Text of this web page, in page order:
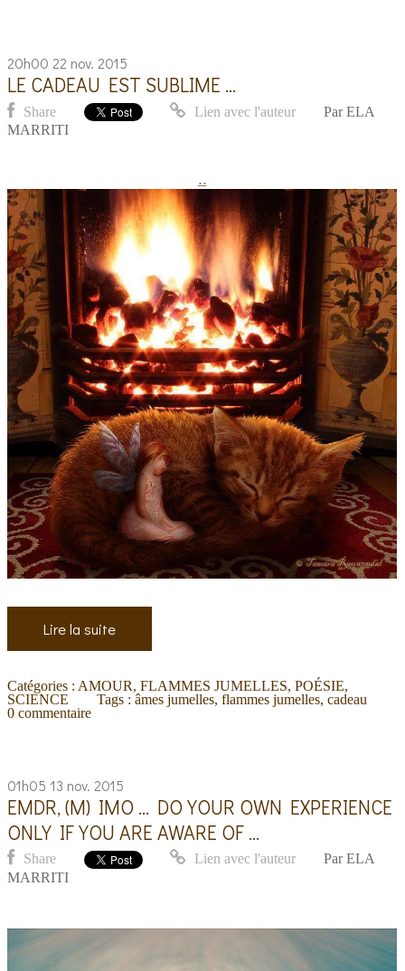
20h00 22 nov. 2015
LE CADEAU EST SUBLIME ...
Share Lien avec l'auteur Par ELA
MARRITI
..
Lire la suite
Catégories : AMOUR,FLAMMES JUMELLES,POÉSIE,
SCIENCE
Tags : âmes jumelles, flammes jumelles, cadeau
0 commentaire
01h05 13 nov. 2015
EMDR, (M) IMO ... DO YOUR OWN EXPERIENCE
ONLY IF YOU ARE AWARE OF ...
Share Lien avec l'auteur Par ELA
MARRITI